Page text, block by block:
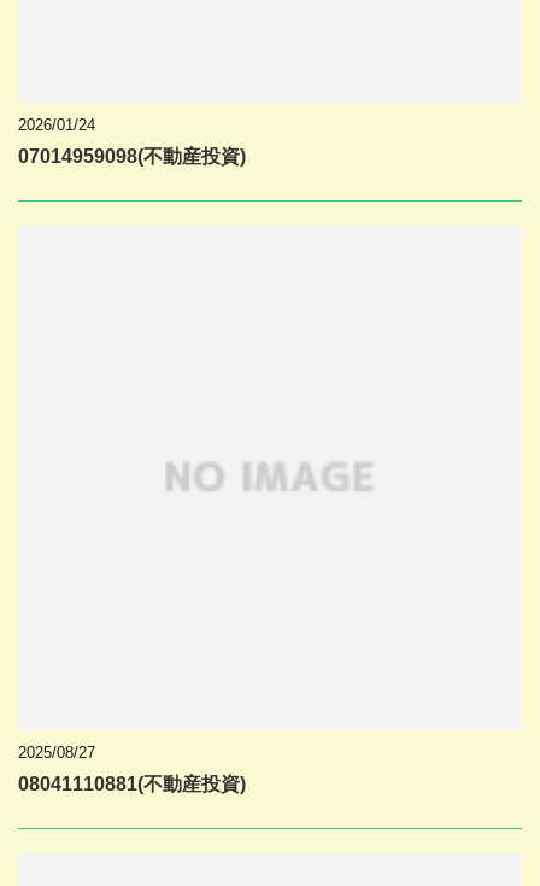
2026/01/24
07014959098(不動産投資)
2025/08/27
08041110881(不動産投資)